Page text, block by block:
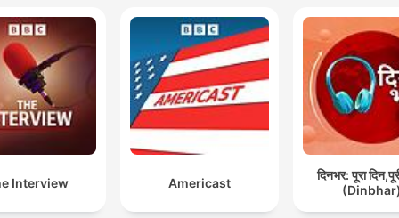
Interview Americast
दिनभर: पूरा
(Dinbhar)